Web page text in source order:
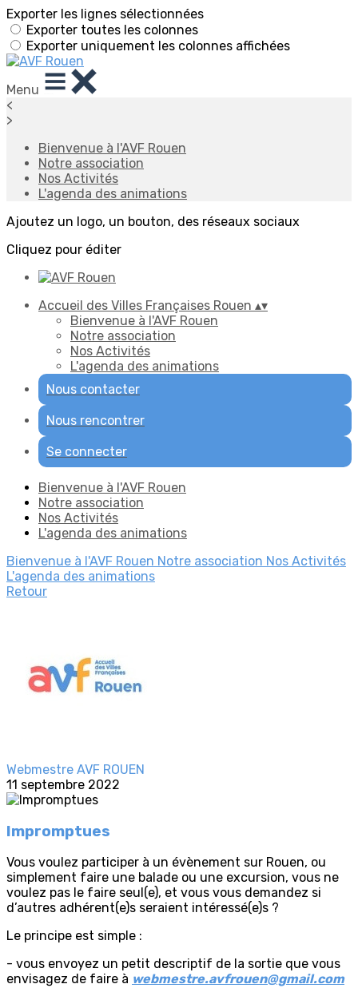
Exporter les lignes sélectionnées
Exporter toutes les colonnes
Exporter uniquement les colonnes affichées
Menu
<
>
Bienvenue à l'AVF Rouen
Notre association
Nos Activités
L'agenda des animations
Ajoutez un logo, un bouton, des réseaux sociaux
Cliquez pour éditer
Accueil des Villes Françaises Rouen ▴▾
Bienvenue à l'AVF Rouen
Notre association
Nos Activités
L'agenda des animations
Nous contacter
Nous rencontrer
Se connecter
Bienvenue à l'AVF Rouen
Notre association
Nos Activités
L'agenda des animations
Bienvenue à l'AVF Rouen Notre association Nos Activités
L'agenda des animations
Retour
Webmestre AVF ROUEN
11 septembre 2022
Impromptues
Vous voulez participer à un évènement sur Rouen, ou
simplement faire une balade ou une excursion, vous ne
voulez pas le faire seul(e), et vous vous demandez si
d’autres adhérent(e)s seraient intéressé(e)s ?
Le principe est simple :
- vous envoyez un petit descriptif de la sortie que vous
envisagez de faire à webmestre.avfrouen@gmail.com